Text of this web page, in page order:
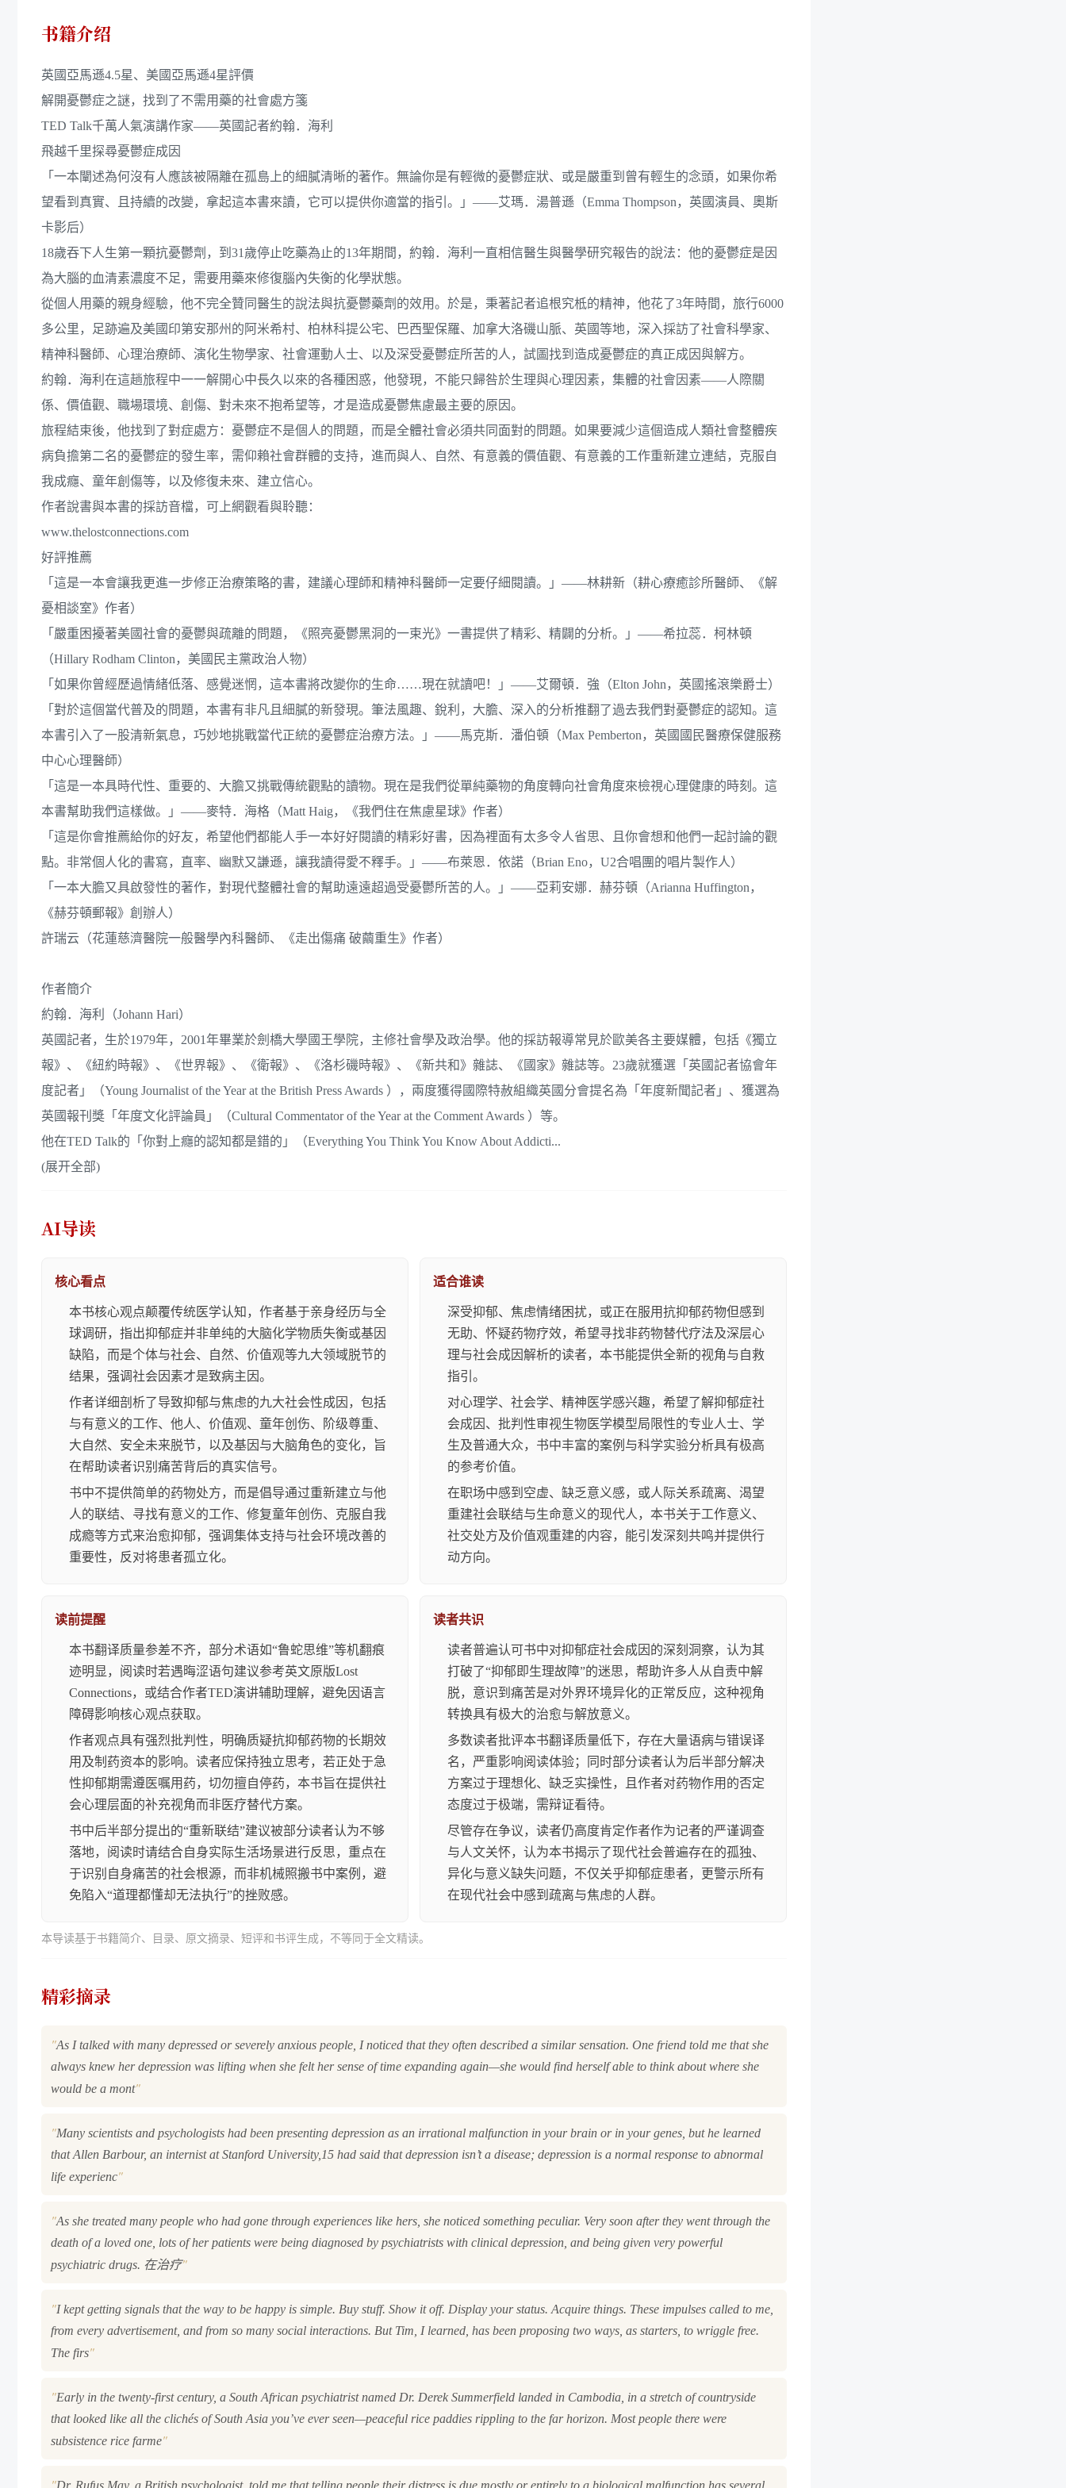
书籍介绍
英國亞馬遜4.5星、美國亞馬遜4星評價
解開憂鬱症之謎，找到了不需用藥的社會處方箋
TED Talk千萬人氣演講作家——英國記者約翰．海利
飛越千里探尋憂鬱症成因
「一本闡述為何沒有人應該被隔離在孤島上的細膩清晰的著作。無論你是有輕微的憂鬱症狀、或是嚴重到曾有輕生的念頭，如果你希
望看到真實、且持續的改變，拿起這本書來讀，它可以提供你適當的指引。」——艾瑪．湯普遜（Emma Thompson，英國演員、奧斯
卡影后）
18歲吞下人生第一顆抗憂鬱劑，到31歲停止吃藥為止的13年期間，約翰．海利一直相信醫生與醫學研究報告的說法：他的憂鬱症是因
為大腦的血清素濃度不足，需要用藥來修復腦內失衡的化學狀態。
從個人用藥的親身經驗，他不完全贊同醫生的說法與抗憂鬱藥劑的效用。於是，秉著記者追根究柢的精神，他花了3年時間，旅行6000
多公里，足跡遍及美國印第安那州的阿米希村、柏林科提公宅、巴西聖保羅、加拿大洛磯山脈、英國等地，深入採訪了社會科學家、
精神科醫師、心理治療師、演化生物學家、社會運動人士、以及深受憂鬱症所苦的人，試圖找到造成憂鬱症的真正成因與解方。
約翰．海利在這趟旅程中一一解開心中長久以來的各種困惑，他發現，不能只歸咎於生理與心理因素，集體的社會因素——人際關
係、價值觀、職場環境、創傷、對未來不抱希望等，才是造成憂鬱焦慮最主要的原因。
旅程結束後，他找到了對症處方：憂鬱症不是個人的問題，而是全體社會必須共同面對的問題。如果要減少這個造成人類社會整體疾
病負擔第二名的憂鬱症的發生率，需仰賴社會群體的支持，進而與人、自然、有意義的價值觀、有意義的工作重新建立連結，克服自
我成癮、童年創傷等，以及修復未來、建立信心。
作者說書與本書的採訪音檔，可上網觀看與聆聽：
www.thelostconnections.com
好評推薦
「這是一本會讓我更進一步修正治療策略的書，建議心理師和精神科醫師一定要仔細閱讀。」——林耕新（耕心療癒診所醫師、《解
憂相談室》作者）
「嚴重困擾著美國社會的憂鬱與疏離的問題，《照亮憂鬱黑洞的一束光》一書提供了精彩、精闢的分析。」——希拉蕊．柯林頓
（Hillary Rodham Clinton，美國民主黨政治人物）
「如果你曾經歷過情緒低落、感覺迷惘，這本書將改變你的生命……現在就讀吧！」——艾爾頓．強（Elton John，英國搖滾樂爵士）
「對於這個當代普及的問題，本書有非凡且細膩的新發現。筆法風趣、銳利，大膽、深入的分析推翻了過去我們對憂鬱症的認知。這
本書引入了一股清新氣息，巧妙地挑戰當代正統的憂鬱症治療方法。」——馬克斯．潘伯頓（Max Pemberton，英國國民醫療保健服務
中心心理醫師）
「這是一本具時代性、重要的、大膽又挑戰傳統觀點的讀物。現在是我們從單純藥物的角度轉向社會角度來檢視心理健康的時刻。這
本書幫助我們這樣做。」——麥特．海格（Matt Haig，《我們住在焦慮星球》作者）
「這是你會推薦給你的好友，希望他們都能人手一本好好閱讀的精彩好書，因為裡面有太多令人省思、且你會想和他們一起討論的觀
點。非常個人化的書寫，直率、幽默又謙遜，讓我讀得愛不釋手。」——布萊恩．依諾（Brian Eno，U2合唱團的唱片製作人）
「一本大膽又具啟發性的著作，對現代整體社會的幫助遠遠超過受憂鬱所苦的人。」——亞莉安娜．赫芬頓（Arianna Huffington，
《赫芬頓郵報》創辦人）
許瑞云（花蓮慈濟醫院一般醫學內科醫師、《走出傷痛 破繭重生》作者）
作者簡介
約翰．海利（Johann Hari）
英國記者，生於1979年，2001年畢業於劍橋大學國王學院，主修社會學及政治學。他的採訪報導常見於歐美各主要媒體，包括《獨立
報》、《紐約時報》、《世界報》、《衛報》、《洛杉磯時報》、《新共和》雜誌、《國家》雜誌等。23歲就獲選「英國記者協會年
度記者」（Young Journalist of the Year at the British Press Awards ），兩度獲得國際特赦組織英國分會提名為「年度新聞記者」、獲選為
英國報刊獎「年度文化評論員」（Cultural Commentator of the Year at the Comment Awards ）等。
他在TED Talk的「你對上癮的認知都是錯的」（Everything You Think You Know About Addicti...
(展开全部)
AI导读
核心看点
本书核心观点颠覆传统医学认知，作者基于亲身经历与全
球调研，指出抑郁症并非单纯的大脑化学物质失衡或基因
缺陷，而是个体与社会、自然、价值观等九大领域脱节的
结果，强调社会因素才是致病主因。
作者详细剖析了导致抑郁与焦虑的九大社会性成因，包括
与有意义的工作、他人、价值观、童年创伤、阶级尊重、
大自然、安全未来脱节，以及基因与大脑角色的变化，旨
在帮助读者识别痛苦背后的真实信号。
书中不提供简单的药物处方，而是倡导通过重新建立与他
人的联结、寻找有意义的工作、修复童年创伤、克服自我
成瘾等方式来治愈抑郁，强调集体支持与社会环境改善的
重要性，反对将患者孤立化。
适合谁读
深受抑郁、焦虑情绪困扰，或正在服用抗抑郁药物但感到
无助、怀疑药物疗效，希望寻找非药物替代疗法及深层心
理与社会成因解析的读者，本书能提供全新的视角与自救
指引。
对心理学、社会学、精神医学感兴趣，希望了解抑郁症社
会成因、批判性审视生物医学模型局限性的专业人士、学
生及普通大众，书中丰富的案例与科学实验分析具有极高
的参考价值。
在职场中感到空虚、缺乏意义感，或人际关系疏离、渴望
重建社会联结与生命意义的现代人，本书关于工作意义、
社交处方及价值观重建的内容，能引发深刻共鸣并提供行
动方向。
读前提醒
本书翻译质量参差不齐，部分术语如“鲁蛇思维”等机翻痕
迹明显，阅读时若遇晦涩语句建议参考英文原版Lost
Connections，或结合作者TED演讲辅助理解，避免因语言
障碍影响核心观点获取。
作者观点具有强烈批判性，明确质疑抗抑郁药物的长期效
用及制药资本的影响。读者应保持独立思考，若正处于急
性抑郁期需遵医嘱用药，切勿擅自停药，本书旨在提供社
会心理层面的补充视角而非医疗替代方案。
书中后半部分提出的“重新联结”建议被部分读者认为不够
落地，阅读时请结合自身实际生活场景进行反思，重点在
于识别自身痛苦的社会根源，而非机械照搬书中案例，避
免陷入“道理都懂却无法执行”的挫败感。
读者共识
读者普遍认可书中对抑郁症社会成因的深刻洞察，认为其
打破了“抑郁即生理故障”的迷思，帮助许多人从自责中解
脱，意识到痛苦是对外界环境异化的正常反应，这种视角
转换具有极大的治愈与解放意义。
多数读者批评本书翻译质量低下，存在大量语病与错误译
名，严重影响阅读体验；同时部分读者认为后半部分解决
方案过于理想化、缺乏实操性，且作者对药物作用的否定
态度过于极端，需辩证看待。
尽管存在争议，读者仍高度肯定作者作为记者的严谨调查
与人文关怀，认为本书揭示了现代社会普遍存在的孤独、
异化与意义缺失问题，不仅关乎抑郁症患者，更警示所有
在现代社会中感到疏离与焦虑的人群。
本导读基于书籍简介、目录、原文摘录、短评和书评生成，不等同于全文精读。
精彩摘录
"As I talked with many depressed or severely anxious people, I noticed that they often described a similar sensation. One friend told me that she
always knew her depression was lifting when she felt her sense of time expanding again—she would find herself able to think about where she
would be a mont"
"Many scientists and psychologists had been presenting depression as an irrational malfunction in your brain or in your genes, but he learned
that Allen Barbour, an internist at Stanford University,15 had said that depression isn’t a disease; depression is a normal response to abnormal
life experienc"
"As she treated many people who had gone through experiences like hers, she noticed something peculiar. Very soon after they went through the
death of a loved one, lots of her patients were being diagnosed by psychiatrists with clinical depression, and being given very powerful
psychiatric drugs. 在治疗"
"I kept getting signals that the way to be happy is simple. Buy stuff. Show it off. Display your status. Acquire things. These impulses called to me,
from every advertisement, and from so many social interactions. But Tim, I learned, has been proposing two ways, as starters, to wriggle free.
The firs"
"Early in the twenty-first century, a South African psychiatrist named Dr. Derek Summerfield landed in Cambodia, in a stretch of countryside
that looked like all the clichés of South Asia you’ve ever seen—peaceful rice paddies rippling to the far horizon. Most people there were
subsistence rice farme"
"Dr. Rufus May, a British psychologist, told me that telling people their distress is due mostly or entirely to a biological malfunction has several